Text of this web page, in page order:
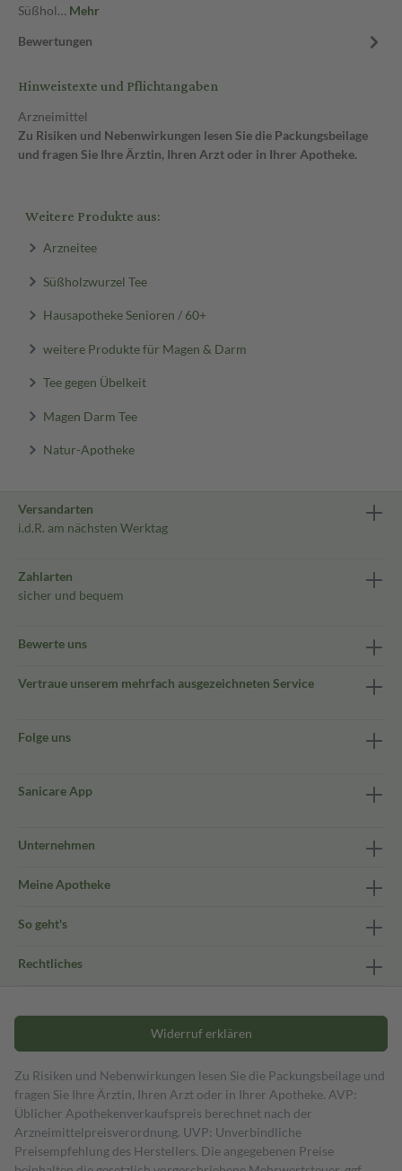
Süßhol… Mehr
Bewertungen
Hinweistexte und Pflichtangaben
Arzneimittel
Zu Risiken und Nebenwirkungen lesen Sie die Packungsbeilage
und fragen Sie Ihre Ärztin, Ihren Arzt oder in Ihrer Apotheke.
Weitere Produkte aus:
Arzneitee
Süßholzwurzel Tee
Hausapotheke Senioren / 60+
weitere Produkte für Magen & Darm
Tee gegen Übelkeit
Magen Darm Tee
Natur-Apotheke
Versandarten
i.d.R. am nächsten Werktag
Zahlarten
sicher und bequem
Bewerte uns
Vertraue unserem mehrfach ausgezeichneten Service
Folge uns
Sanicare App
Unternehmen
Meine Apotheke
So geht's
Rechtliches
Widerruf erklären
Zu Risiken und Nebenwirkungen lesen Sie die Packungsbeilage und
fragen Sie Ihre Ärztin, Ihren Arzt oder in Ihrer Apotheke. AVP:
Üblicher Apothekenverkaufspreis berechnet nach der
Arzneimittelpreisverordnung. UVP: Unverbindliche
Preisempfehlung des Herstellers. Die angegebenen Preise